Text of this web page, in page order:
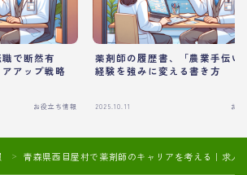
で断然有
アップ戦略
お役立ち情報
薬剤師の履歴書、「農業手伝い
経験を強みに変える書き方
2025.10.11 お
＞ 青森県西目屋村で薬剤師のキャリアを考える｜求人